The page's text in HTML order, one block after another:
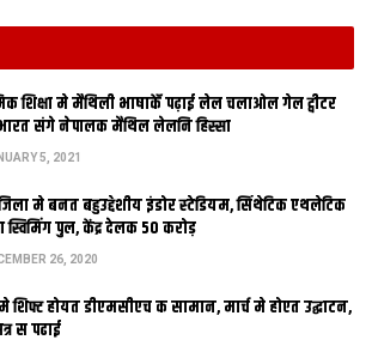
29 कए जायतीह बेंगलुरु
(पटना), डुमरा आ जनकपुर रोड (सीतामढ़ी)
जनवरी कए होएत। राज्य निर्वाचन आयोग क
कए नामांकन पत्र क जांच होएत। 2 जनवरी तक
सकत।
शि‍क्षा मे मैथि‍ली भाषाकेँ पढ़ाई लेल चलाओल गेल ट्वीटर
भारत संगे नेपालक मैथिल लेलनि हिस्सा
5, 2021
मे बनत बहुउद्देशीय इंडोर स्‍टेडि‍यम, सिंथेटिक एथलेटिक
स्विमिंग पुल, केंद्र देलक 50 करोड़
26, 2020
शिफ्ट होयत डीएमसीएच क सामान, मार्च मे होएत उद्घाटन,
स पढाई